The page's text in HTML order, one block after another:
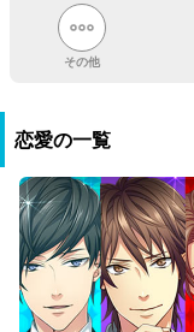
その他
恋愛の一覧